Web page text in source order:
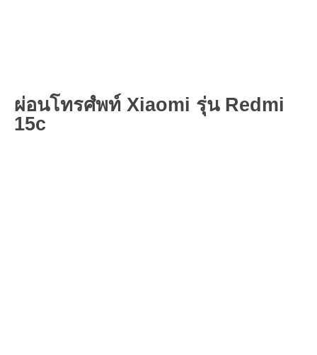
ผ่อนโทรศํพท์ Xiaomi รุ่น Redmi
15c